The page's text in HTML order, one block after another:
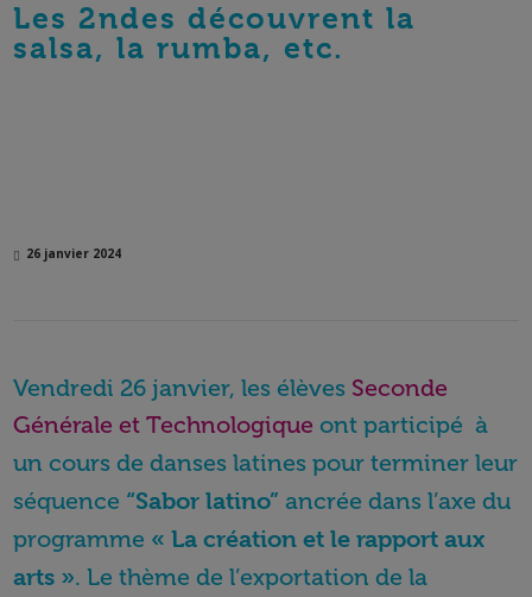
Les 2ndes découvrent la
salsa, la rumba, etc.
26 janvier 2024
Vendredi 26 janvier, les élèves Seconde
Générale et Technologique ont participé à
un cours de danses latines pour terminer leur
séquence “Sabor latino”ancrée dans l’axe du
programme « La création et le rapport aux
arts ». Le thème de l’exportation de la